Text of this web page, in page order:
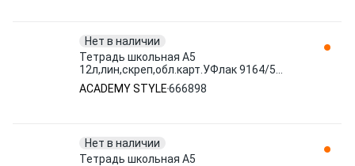
Нет в наличии
Тетрадь школьная А5
12л,лин,скреп,обл.карт.УФлак 9164/5
Город животных асс 666898 ACADEMY
STYLE
ACADEMY STYLE666898
Нет в наличии
Тетрадь школьная А5